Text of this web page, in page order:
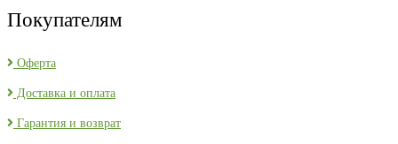
Покупателям
Оферта
Доставка и оплата
Гарантия и возврат